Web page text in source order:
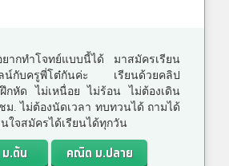
ากทำโจทย์แบบนี้ได้ มาสมัครเรียน
น์กับครูพี่โต๋กันค่ะ เรียนด้วยคลิป
กหัด ไม่เหนื่อย ไม่ร้อน ไม่ต้องเดิน
ม. ไม่ต้องนัดเวลา ทบทวนได้ ถามได้
ใจสมัครได้เรียนได้ทุกวัน
.ต้น
คณิต ม.ปลาย